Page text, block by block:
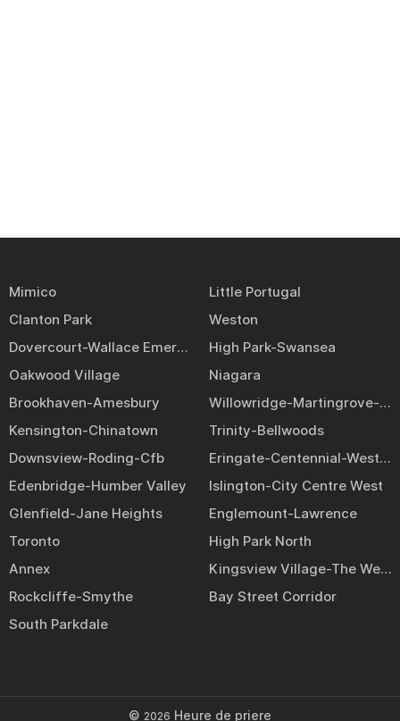
Mimico
Little Portugal
Clanton Park
Weston
Dovercourt-Wallace Emerson-Junction
High Park-Swansea
Oakwood Village
Niagara
Brookhaven-Amesbury
Willowridge-Martingrove-Richview
Kensington-Chinatown
Trinity-Bellwoods
Downsview-Roding-Cfb
Eringate-Centennial-West Deane
Edenbridge-Humber Valley
Islington-City Centre West
Glenfield-Jane Heights
Englemount-Lawrence
Toronto
High Park North
Annex
Kingsview Village-The Westway
Rockcliffe-Smythe
Bay Street Corridor
South Parkdale
© 2026 Heure de priere